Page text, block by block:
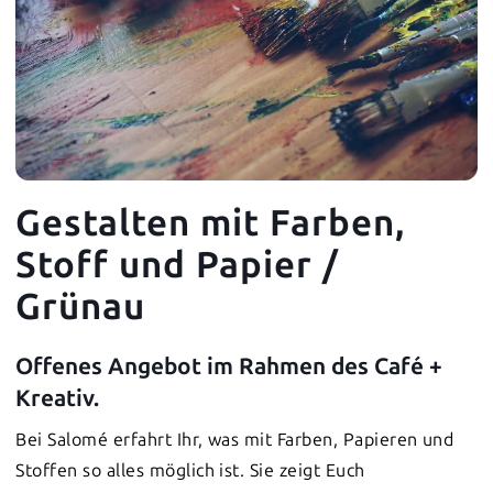
Gestalten mit Farben,
Stoff und Papier /
Grünau
Offenes Angebot im Rahmen des Café +
Kreativ.
Bei Salomé erfahrt Ihr, was mit Farben, Papieren und
Stoffen so alles möglich ist. Sie zeigt Euch